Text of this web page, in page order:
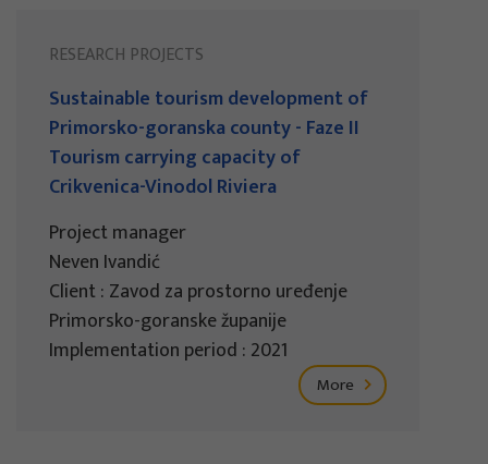
RESEARCH PROJECTS
Sustainable tourism development of
Primorsko-goranska county - Faze II
Tourism carrying capacity of
Crikvenica-Vinodol Riviera
Project manager
Neven Ivandić
Client : Zavod za prostorno uređenje
Primorsko-goranske županije
Implementation period : 2021
More